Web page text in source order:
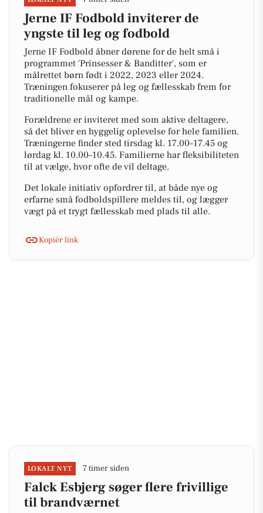
Jerne IF Fodbold inviterer de
yngste til leg og fodbold
Jerne IF Fodbold åbner dørene for de helt små i
programmet 'Prinsesser & Banditter', som er
målrettet børn født i 2022, 2023 eller 2024.
Træningen fokuserer på leg og fællesskab frem for
traditionelle mål og kampe.
Forældrene er inviteret med som aktive deltagere,
så det bliver en hyggelig oplevelse for hele familien.
Træningerne finder sted tirsdag kl. 17.00–17.45 og
lørdag kl. 10.00–10.45. Familierne har fleksibiliteten
til at vælge, hvor ofte de vil deltage.
Det lokale initiativ opfordrer til, at både nye og
erfarne små fodboldspillere meldes til, og lægger
vægt på et trygt fællesskab med plads til alle.
Kopiér link
LOKALT NYT 7 timer siden
Falck Esbjerg søger flere frivillige
til brandværnet